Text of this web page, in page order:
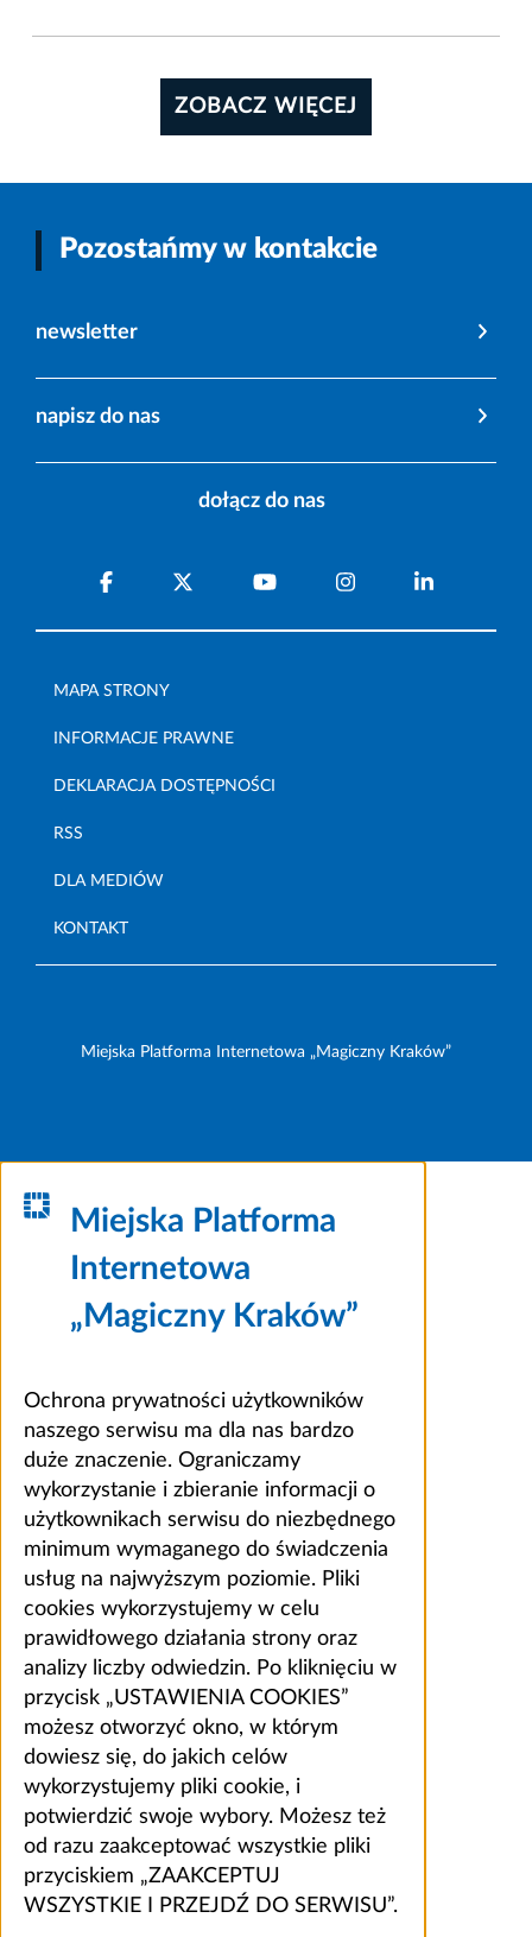
ZOBACZ WIĘCEJ
Pozostańmy w kontakcie
newsletter
napisz do nas
dołącz do nas
MAPA STRONY
INFORMACJE PRAWNE
DEKLARACJA DOSTĘPNOŚCI
RSS
DLA MEDIÓW
KONTAKT
Miejska Platforma Internetowa „Magiczny Kraków”
Miejska Platforma
Internetowa
„Magiczny Kraków”
Ochrona prywatności użytkowników
naszego serwisu ma dla nas bardzo
duże znaczenie. Ograniczamy
wykorzystanie i zbieranie informacji o
użytkownikach serwisu do niezbędnego
minimum wymaganego do świadczenia
usług na najwyższym poziomie. Pliki
cookies wykorzystujemy w celu
prawidłowego działania strony oraz
analizy liczby odwiedzin. Po kliknięciu w
przycisk „USTAWIENIA COOKIES”
możesz otworzyć okno, w którym
dowiesz się, do jakich celów
wykorzystujemy pliki cookie, i
potwierdzić swoje wybory. Możesz też
od razu zaakceptować wszystkie pliki
przyciskiem „ZAAKCEPTUJ
WSZYSTKIE I PRZEJDŹ DO SERWISU”.